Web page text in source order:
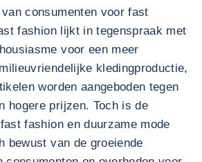
consumenten voor fast
fashion lijkt in tegenspraak met
voor een meer
kledingproductie,
worden aangeboden tegen
hogere prijzen. Toch is de
fashion en duurzame mode
bewust van de groeiende